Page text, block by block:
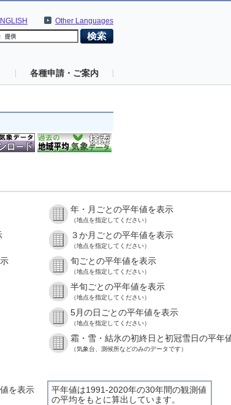
Other Languages
各種申請・ご案内
年・月ごとの平年値を表示
（地点を指定してください）
３か月ごとの平年値を表示
（地点を指定してください）
旬ごとの平年値を表示
（地点を指定してください）
半旬ごとの平年値を表示
（地点を指定してください）
5月の日ごとの平年値を表示
（地点を指定してください）
霜・雪・結氷の初終日と初冠雪日の平年
（気象台、測候所などのみのデータです）
平年値は1991-2020年の30年間の観測値
の平均をもとに算出しています。
を表示